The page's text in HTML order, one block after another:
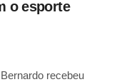
o esporte
recebeu